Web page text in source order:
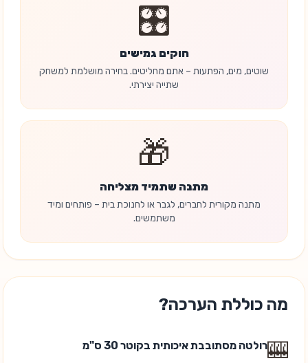
🎛️
חוקים גמישים
שוטים, מים, הפתעות – אתם מחליטים. בחירה מושלמת למשחק
שתייה יצירתי.
🎁
מתנה שתמיד מצליחה
מתנה מקורית לחברים, לגבר או לחנוכת בית – פותחים ומיד
משתמשים.
מה כוללת הערכה?
🎰רולטה מסתובבת איכותית בקוטר 30 ס"מ